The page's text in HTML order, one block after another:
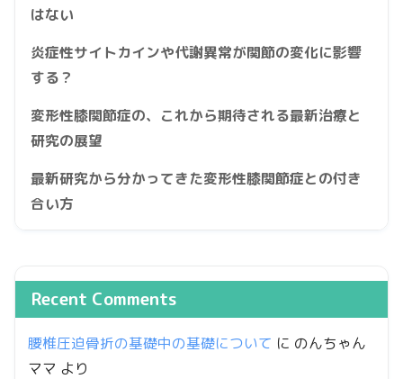
はない
炎症性サイトカインや代謝異常が関節の変化に影響
する？
変形性膝関節症の、これから期待される最新治療と
研究の展望
最新研究から分かってきた変形性膝関節症との付き
合い方
Recent Comments
腰椎圧迫骨折の基礎中の基礎について に のんちゃん
ママ より